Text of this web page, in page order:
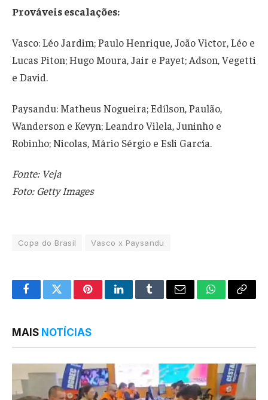
Prováveis escalações:
Vasco: Léo Jardim; Paulo Henrique, João Victor, Léo e
Lucas Piton; Hugo Moura, Jair e Payet; Adson, Vegetti
e David.
Paysandu: Matheus Nogueira; Edílson, Paulão,
Wanderson e Kevyn; Leandro Vilela, Juninho e
Robinho; Nicolas, Mário Sérgio e Esli García.
Fonte: Veja
Foto: Getty Images
Copa do Brasil Vasco x Paysandu
FacebookTwitterPinterestLinkedInTumblrEmail WhatsApp
Copy
MAIS NOTÍCIAS